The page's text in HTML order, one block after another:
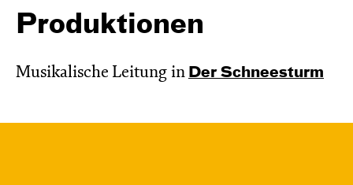
Produktionen
Musikalische Leitung in Der Schnee­sturm